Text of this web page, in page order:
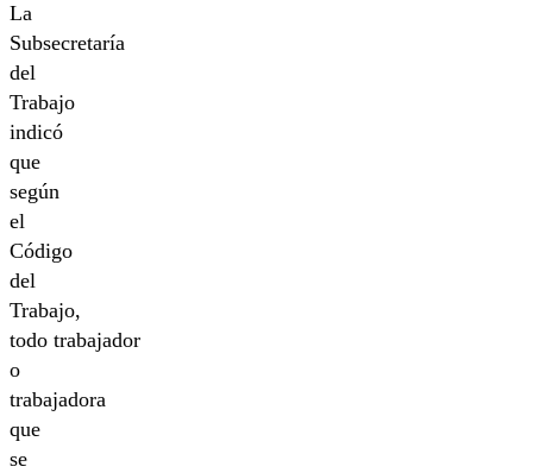
La
Subsecretaría
del
Trabajo
indicó
que
según
el
Código
del
Trabajo,
todo trabajador
o
trabajadora
que
se